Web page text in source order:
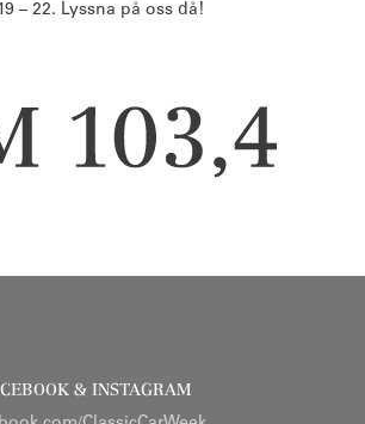
– 22. Lyssna på oss då!
& INSTAGRAM